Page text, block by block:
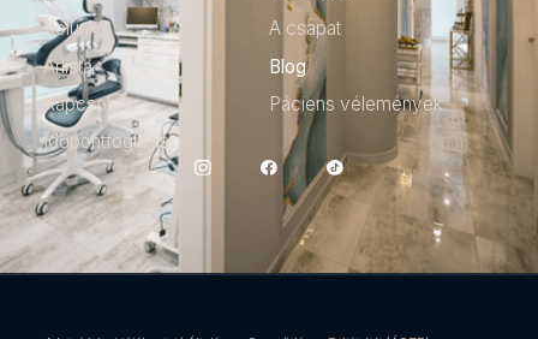
Rólunk
A csapat
Árlista
Blog
Kapcsolat
Páciens vélemények
Időpontfoglalás